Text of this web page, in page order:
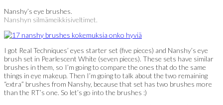
Nanshy’s eye brushes.
Nanshyn silmämeikkisiveltimet.
I got Real Techniques’ eyes starter set (five pieces) and Nanshy’s eye
brush set in Pearlescent White (seven pieces). These sets have similar
brushes in them, so I’m going to compare the ones that do the same
things in eye makeup. Then I’m going to talk about the two remaining
“extra” brushes from Nanshy, because that set has two brushes more
than the RT’s one. So let’s go into the brushes :)